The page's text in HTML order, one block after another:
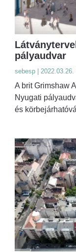
pályaudvar
sebesp | 2022.03.26.
A brit Grimshaw
Nyugati
és